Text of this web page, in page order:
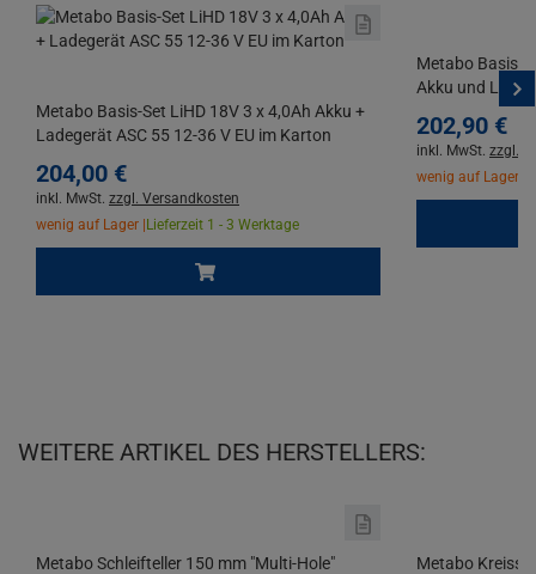
Metabo Basis-Set LiHD 18V 3 x 4,0Ah Akku +
Ladegerät ASC 55 12-36 V EU im Karton
204,00 €
inkl. MwSt. zzgl. Versandkosten
wenig auf Lager | Lieferzeit 1 - 3 Werktage
Metabo Basis-
Akku und
202,90 €
inkl. MwSt. zzgl.
wenig auf Lager |
WEITERE ARTIKEL DES HERSTELLERS:
Metabo Schleifteller 150 mm "Multi-Hole" Metabo